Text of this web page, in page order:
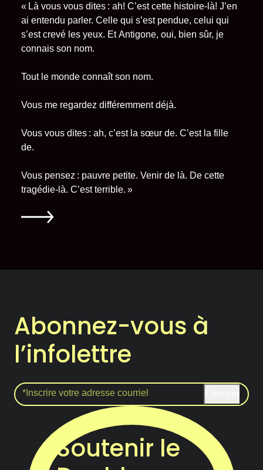
« Là vous vous dites : ah! C’est cette histoire-là! J’en
ai entendu parler. Celle qui s’est pendue, celui qui
s’est crevé les yeux. Et Antigone, oui, bien sûr, je
connais son nom.
Tout le monde connaît son nom.
Vous me regardez différemment déjà.
Vous vous dites : ah, c’est la sœur de. C’est la fille
de.
Vous pensez : pauvre petite. Venir de là. De cette
tragédie-là. C’est terrible. »
Abonnez-vous à
l’infolettre
Soutenir le